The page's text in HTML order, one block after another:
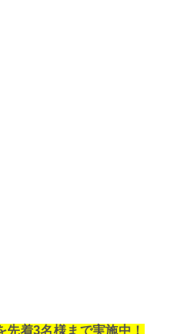
着3名様まで実施中！